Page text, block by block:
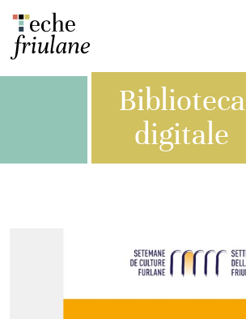
Biblioteca
digitale